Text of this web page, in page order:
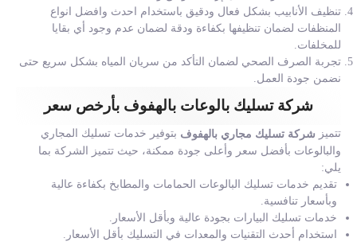
تنظيف الأنابيب بشكل فعال ودقيق باستخدام احدث وافضل انواع
المنظفات لضمان تنظيفها بكفاءة ودقة لضمان عدم وجود أي بقايا
للمخلفات.
تجربة الصرف الصحي لضمان التأكد من سريان المياه بشكل سريع حتى
نضمن جودة العمل.
شركة تسليك بالوعات بالهفوف بأرخص سعر
تتميز شركة تسليك مجاري بالهفوف بتوفير خدمات تسليك المجاري
والبالوعات بأفضل سعر وأعلى جودة ممكنة، حيث تتميز الشركة بما
يلي:
تقديم خدمات تسليك البالوعات الحمامات والمطابخ بكفاءة عالية
وبأسعار تنافسية.
خدمات تسليك البيارات بجودة عالية وبأقل الأسعار.
استخدام أحدث التقنيات والمعدات في التسليك بأقل الأسعار.